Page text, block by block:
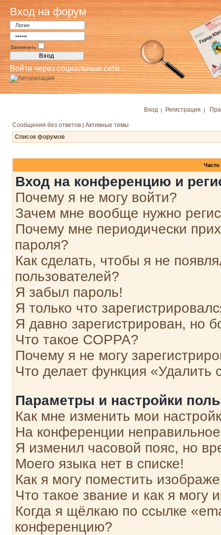
Вход на форум
Запомнить
Войти через социальные сети
Вход | Регистрация |
Сообщения без ответов | Активные темы
Список форумов
Вход на конференцию и
Почему я не могу войти?
Зачем мне вообще нужно
Почему мне периодически
пароля?
Как сделать, чтобы я не
пользователей?
Я забыл пароль!
Я только что
Я давно зарегистрирован, но
Что такое COPPA?
Почему я не могу
Что делает функция «Удалить
Параметры и настройки
Как мне изменить мои
На конференции
Я изменил часовой пояс, но
Моего языка нет в списке!
Как я могу поместить
Что такое звание и как я могу
Когда я щёлкаю по ссылке
конференцию?